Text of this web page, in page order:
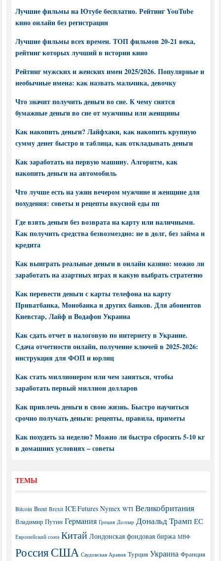
Лучшие фильмы на Ютубе бесплатно. Рейтинг YouTube
кино онлайн без регистрации
Лучшие фильмы всех времен. ТОП фильмов 20-21 века,
рейтинг которых лучший в истории кино
Рейтинг мужских и женских имен 2025/2026. Популярные и
необычные имена: как назвать мальчика, девочку
Что значит получить деньги во сне. К чему снятся
бумажные деньги во сне от мужчины или женщины
Как накопить деньги? Лайфхаки, как накопить крупную
сумму денег быстро и таблица, как откладывать деньги
Как заработать на первую машину. Алгоритм, как
накопить деньги на автомобиль
Что лучше есть на ужин вечером мужчине и женщине для
похудения: советы и рецепты вкусной еды пп
Где взять деньги без возврата на карту или наличными.
Как получить средства безвозмездно: не в долг, без займа и
кредита
Как выиграть реальные деньги в онлайн казино: можно ли
заработать на азартных играх и какую выбрать стратегию
Как перевести деньги с карты телефона на карту
Приватбанка, Монобанка и других банков. Для абонентов
Киевстар, Лайф и Водафон Украина
Как сдать отчет в налоговую по интернету в Украине.
Сдача отчетности онлайн, получение ключей в 2025-2026:
инструкция для ФОП и юрлиц
Как стать миллионером или чем заняться, чтобы
заработать первый миллион долларов
Как привлечь деньги в свою жизнь. Быстро научиться
срочно получать деньги: рецепты, правила, приметы
Как похудеть за неделю? Можно ли быстро сбросить 5-10 кг
в домашних условиях – советы
ТЕМЫ
Bitcoin Brent Brexit ICE Futures Nymex WTI Великобритания
Владимир Путин Германия Греция Доллар Дональд Трамп ЕС
Европейский союз Китай Лондонская фондовая биржа МВФ
РоссияСША Саудовская Аравия Турция Украина Франция